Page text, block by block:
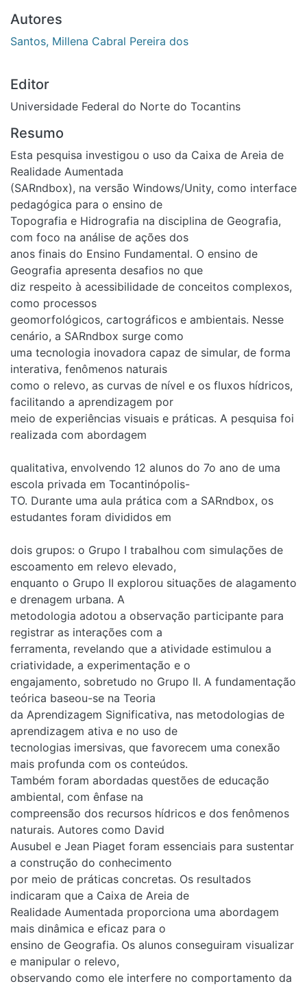
Autores
Santos, Millena Cabral Pereira dos
Editor
Universidade Federal do Norte do Tocantins
Resumo
Esta pesquisa investigou o uso da Caixa de Areia de
Realidade Aumentada
(SARndbox), na versão Windows/Unity, como interface
pedagógica para o ensino de
Topografia e Hidrografia na disciplina de Geografia,
com foco na análise de ações dos
anos finais do Ensino Fundamental. O ensino de
Geografia apresenta desafios no que
diz respeito à acessibilidade de conceitos complexos,
como processos
geomorfológicos, cartográficos e ambientais. Nesse
cenário, a SARndbox surge como
uma tecnologia inovadora capaz de simular, de forma
interativa, fenômenos naturais
como o relevo, as curvas de nível e os fluxos hídricos,
facilitando a aprendizagem por
meio de experiências visuais e práticas. A pesquisa foi
realizada com abordagem
qualitativa, envolvendo 12 alunos do 7o ano de uma
escola privada em Tocantinópolis-
TO. Durante uma aula prática com a SARndbox, os
estudantes foram divididos em
dois grupos: o Grupo I trabalhou com simulações de
escoamento em relevo elevado,
enquanto o Grupo II explorou situações de alagamento
e drenagem urbana. A
metodologia adotou a observação participante para
registrar as interações com a
ferramenta, revelando que a atividade estimulou a
criatividade, a experimentação e o
engajamento, sobretudo no Grupo II. A fundamentação
teórica baseou-se na Teoria
da Aprendizagem Significativa, nas metodologias de
aprendizagem ativa e no uso de
tecnologias imersivas, que favorecem uma conexão
mais profunda com os conteúdos.
Também foram abordadas questões de educação
ambiental, com ênfase na
compreensão dos recursos hídricos e dos fenômenos
naturais. Autores como David
Ausubel e Jean Piaget foram essenciais para sustentar
a construção do conhecimento
por meio de práticas concretas. Os resultados
indicaram que a Caixa de Areia de
Realidade Aumentada proporciona uma abordagem
mais dinâmica e eficaz para o
ensino de Geografia. Os alunos conseguiram visualizar
e manipular o relevo,
observando como ele interfere no comportamento da